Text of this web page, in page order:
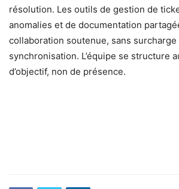
résolution. Les outils de gestion de
anomalies et de documentation
collaboration soutenue, sans surcharge
synchronisation. L’équipe se structure
d’objectif, non de présence.